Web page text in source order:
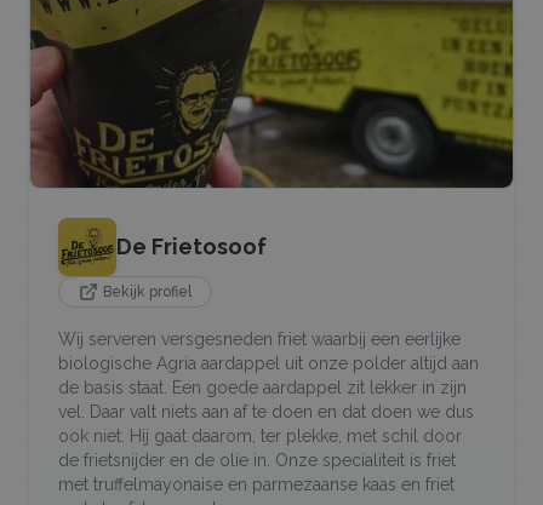
De Frietosoof
Bekijk profiel
Wij serveren versgesneden friet waarbij een eerlijke
biologische Agria aardappel uit onze polder altijd aan
de basis staat. Een goede aardappel zit lekker in zijn
vel. Daar valt niets aan af te doen en dat doen we dus
ook niet. Hij gaat daarom, ter plekke, met schil door
de frietsnijder en de olie in. Onze specialiteit is friet
met truffelmayonaise en parmezaanse kaas en friet